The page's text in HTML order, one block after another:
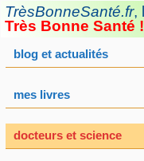
Aller
au
TrèsBonneSanté.fr,
Très Bonne Santé !
blog et actualités
mes livres
docteurs et science